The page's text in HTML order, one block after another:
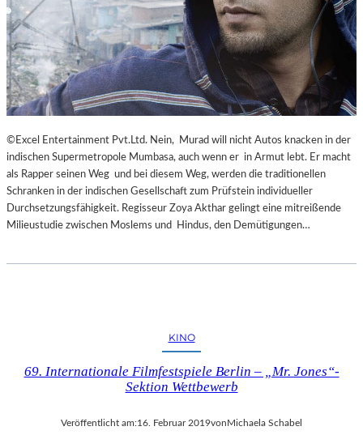
©Excel Entertainment Pvt.Ltd. Nein, Murad will nicht Autos knacken in der
indischen Supermetropole Mumbasa, auch wenn er in Armut lebt. Er macht
als Rapper seinen Weg und bei diesem Weg, werden die traditionellen
Schranken in der indischen Gesellschaft zum Prüfstein individueller
Durchsetzungsfähigkeit. Regisseur Zoya Akthar gelingt eine mitreißende
Milieustudie zwischen Moslems und Hindus, den Demütigungen…
KINO
69. Internationale Filmfestspiele Berlin – „Mr. Jones“-
Sektion Wettbewerb
Veröffentlicht am:16. Februar 2019vonMichaela Schabel